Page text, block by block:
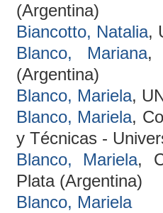
(Argentina)
Biancotto, Natalia,
Blanco, Mariana,
(Argentina)
Blanco, Mariela,
Blanco, Mariela,
y Técnicas -
Blanco, Mariela,
Plata (Argentina)
Blanco, Mariela